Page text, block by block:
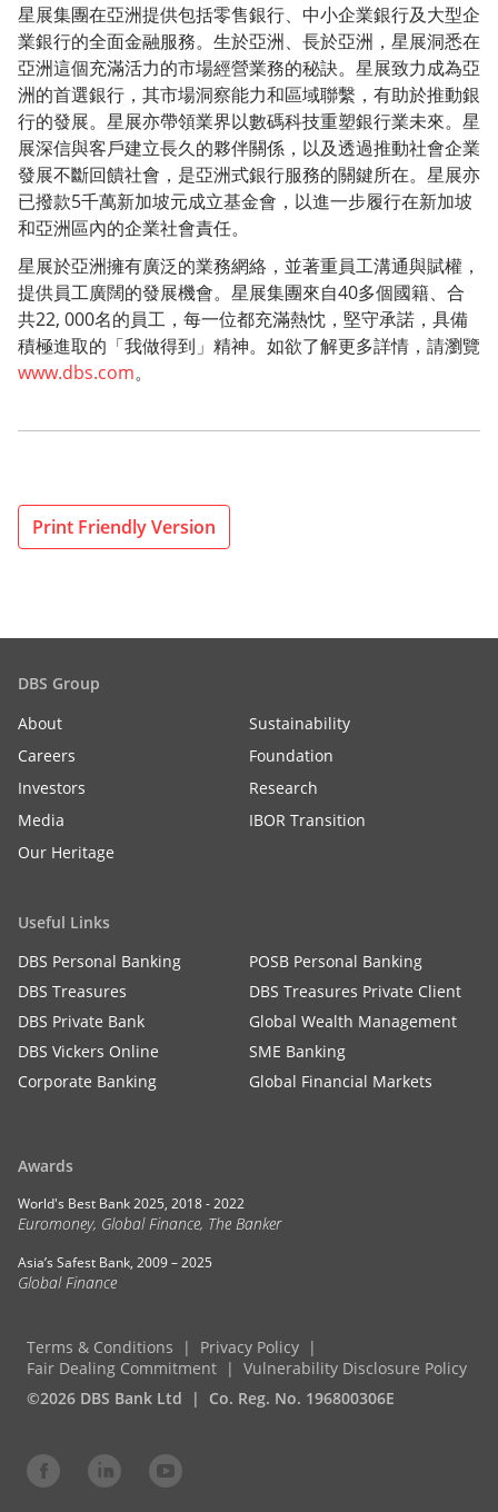
星展集團在亞洲提供包括零售銀行、中小企業銀行及大型企
業銀行的全面金融服務。生於亞洲、長於亞洲，星展洞悉在
亞洲這個充滿活力的市場經營業務的秘訣。星展致力成為亞
洲的首選銀行，其市場洞察能力和區域聯繫，有助於推動銀
行的發展。星展亦帶領業界以數碼科技重塑銀行業未來。星
展深信與客戶建立長久的夥伴關係，以及透過推動社會企業
發展不斷回饋社會，是亞洲式銀行服務的關鍵所在。星展亦
已撥款5千萬新加坡元成立基金會，以進一步履行在新加坡
和亞洲區內的企業社會責任。
星展於亞洲擁有廣泛的業務網絡，並著重員工溝通與賦權，
提供員工廣闊的發展機會。星展集團來自40多個國籍、合
共22, 000名的員工，每一位都充滿熱忱，堅守承諾，具備
積極進取的「我做得到」精神。如欲了解更多詳情，請瀏覽
www.dbs.com。
Print Friendly Version
DBS Group
About
Sustainability
Careers
Foundation
Investors
Research
Media
IBOR Transition
Our Heritage
Useful Links
DBS Personal Banking
POSB Personal Banking
DBS Treasures
DBS Treasures Private Client
DBS Private Bank
Global Wealth Management
DBS Vickers Online
SME Banking
Corporate Banking
Global Financial Markets
Awards
World's Best Bank 2025, 2018 - 2022
Euromoney, Global Finance, The Banker
Asia’s Safest Bank, 2009 – 2025
Global Finance
Terms & Conditions
Privacy Policy
Fair Dealing Commitment
Vulnerability Disclosure Policy
©2026 DBS Bank Ltd
Co. Reg. No. 196800306E